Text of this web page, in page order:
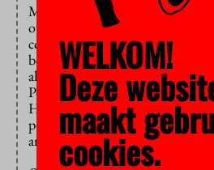
Maar geloof en religie gaan
over iemands persoonlijke
collectief geopolitiek narratief
belangrijk onderdeel fungeert van
als nationalisme, imperialisme en
Poetin, de evangelicals in de VS,
Het wordt dus deel van een
policy, met bijbehorende
andersdenkenden of
WELKOM!
Deze
maakt
cookies.